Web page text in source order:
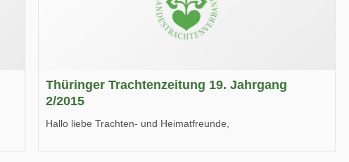
Thüringer Trachtenzeitung 19. Jahrgang
2/2015
Hallo liebe Trachten- und Heimatfreunde,